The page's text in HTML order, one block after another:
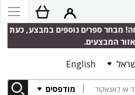
מבחר ספרים נוספים במבצע, כעת
המבצעים.
English
מודפסים